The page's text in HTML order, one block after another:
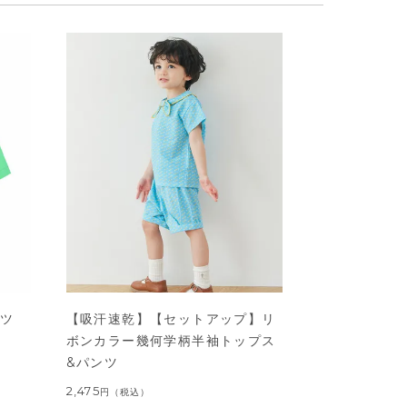
【吸汗速乾】【セットアップ】リ
ボンカラー幾何学柄半袖トップス
&パンツ
2,475円 （税込）